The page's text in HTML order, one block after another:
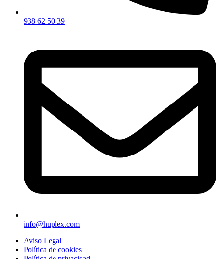
938 62 50 39
info@huplex.com
Aviso Legal
Política de cookies